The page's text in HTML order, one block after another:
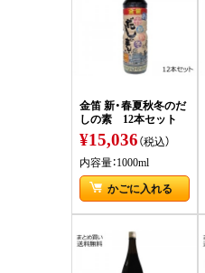
金笛 新・春夏秋冬のだ
しの素 12本セット
¥15,036（税込）
内容量：1000ml
かごに入れる